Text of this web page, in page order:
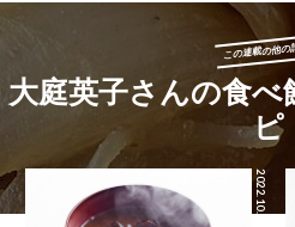
この連載の他の
大庭英子さんの食べ
ピ
2022.10.22